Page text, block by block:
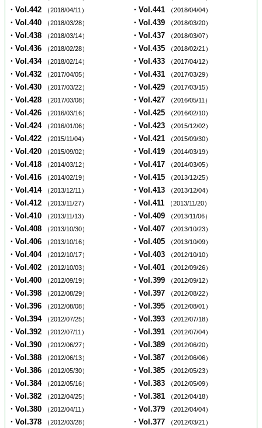
・Vol.442 （2018/04/11） ・Vol.441 （2018/04/04）
・Vol.440 （2018/03/28） ・Vol.439 （2018/03/20）
・Vol.438 （2018/03/14） ・Vol.437 （2018/03/07）
・Vol.436 （2018/02/28） ・Vol.435 （2018/02/21）
・Vol.434 （2018/02/14） ・Vol.433 （2017/04/12）
・Vol.432 （2017/04/05） ・Vol.431 （2017/03/29）
・Vol.430 （2017/03/22） ・Vol.429 （2017/03/15）
・Vol.428 （2017/03/08） ・Vol.427 （2016/05/11）
・Vol.426 （2016/03/16） ・Vol.425 （2016/02/10）
・Vol.424 （2016/01/06） ・Vol.423 （2015/12/02）
・Vol.422 （2015/11/04） ・Vol.421 （2015/09/30）
・Vol.420 （2015/09/02） ・Vol.419 （2014/03/19）
・Vol.418 （2014/03/12） ・Vol.417 （2014/03/05）
・Vol.416 （2014/02/19） ・Vol.415 （2013/12/25）
・Vol.414 （2013/12/11） ・Vol.413 （2013/12/04）
・Vol.412 （2013/11/27） ・Vol.411 （2013/11/20）
・Vol.410 （2013/11/13） ・Vol.409 （2013/11/06）
・Vol.408 （2013/10/30） ・Vol.407 （2013/10/23）
・Vol.406 （2013/10/16） ・Vol.405 （2013/10/09）
・Vol.404 （2012/10/17） ・Vol.403 （2012/10/10）
・Vol.402 （2012/10/03） ・Vol.401 （2012/09/26）
・Vol.400 （2012/09/19） ・Vol.399 （2012/09/12）
・Vol.398 （2012/08/29） ・Vol.397 （2012/08/22）
・Vol.396 （2012/08/08） ・Vol.395 （2012/08/01）
・Vol.394 （2012/07/25） ・Vol.393 （2012/07/18）
・Vol.392 （2012/07/11） ・Vol.391 （2012/07/04）
・Vol.390 （2012/06/27） ・Vol.389 （2012/06/20）
・Vol.388 （2012/06/13） ・Vol.387 （2012/06/06）
・Vol.386 （2012/05/30） ・Vol.385 （2012/05/23）
・Vol.384 （2012/05/16） ・Vol.383 （2012/05/09）
・Vol.382 （2012/04/25） ・Vol.381 （2012/04/18）
・Vol.380 （2012/04/11） ・Vol.379 （2012/04/04）
・Vol.378 （2012/03/28） ・Vol.377 （2012/03/21）